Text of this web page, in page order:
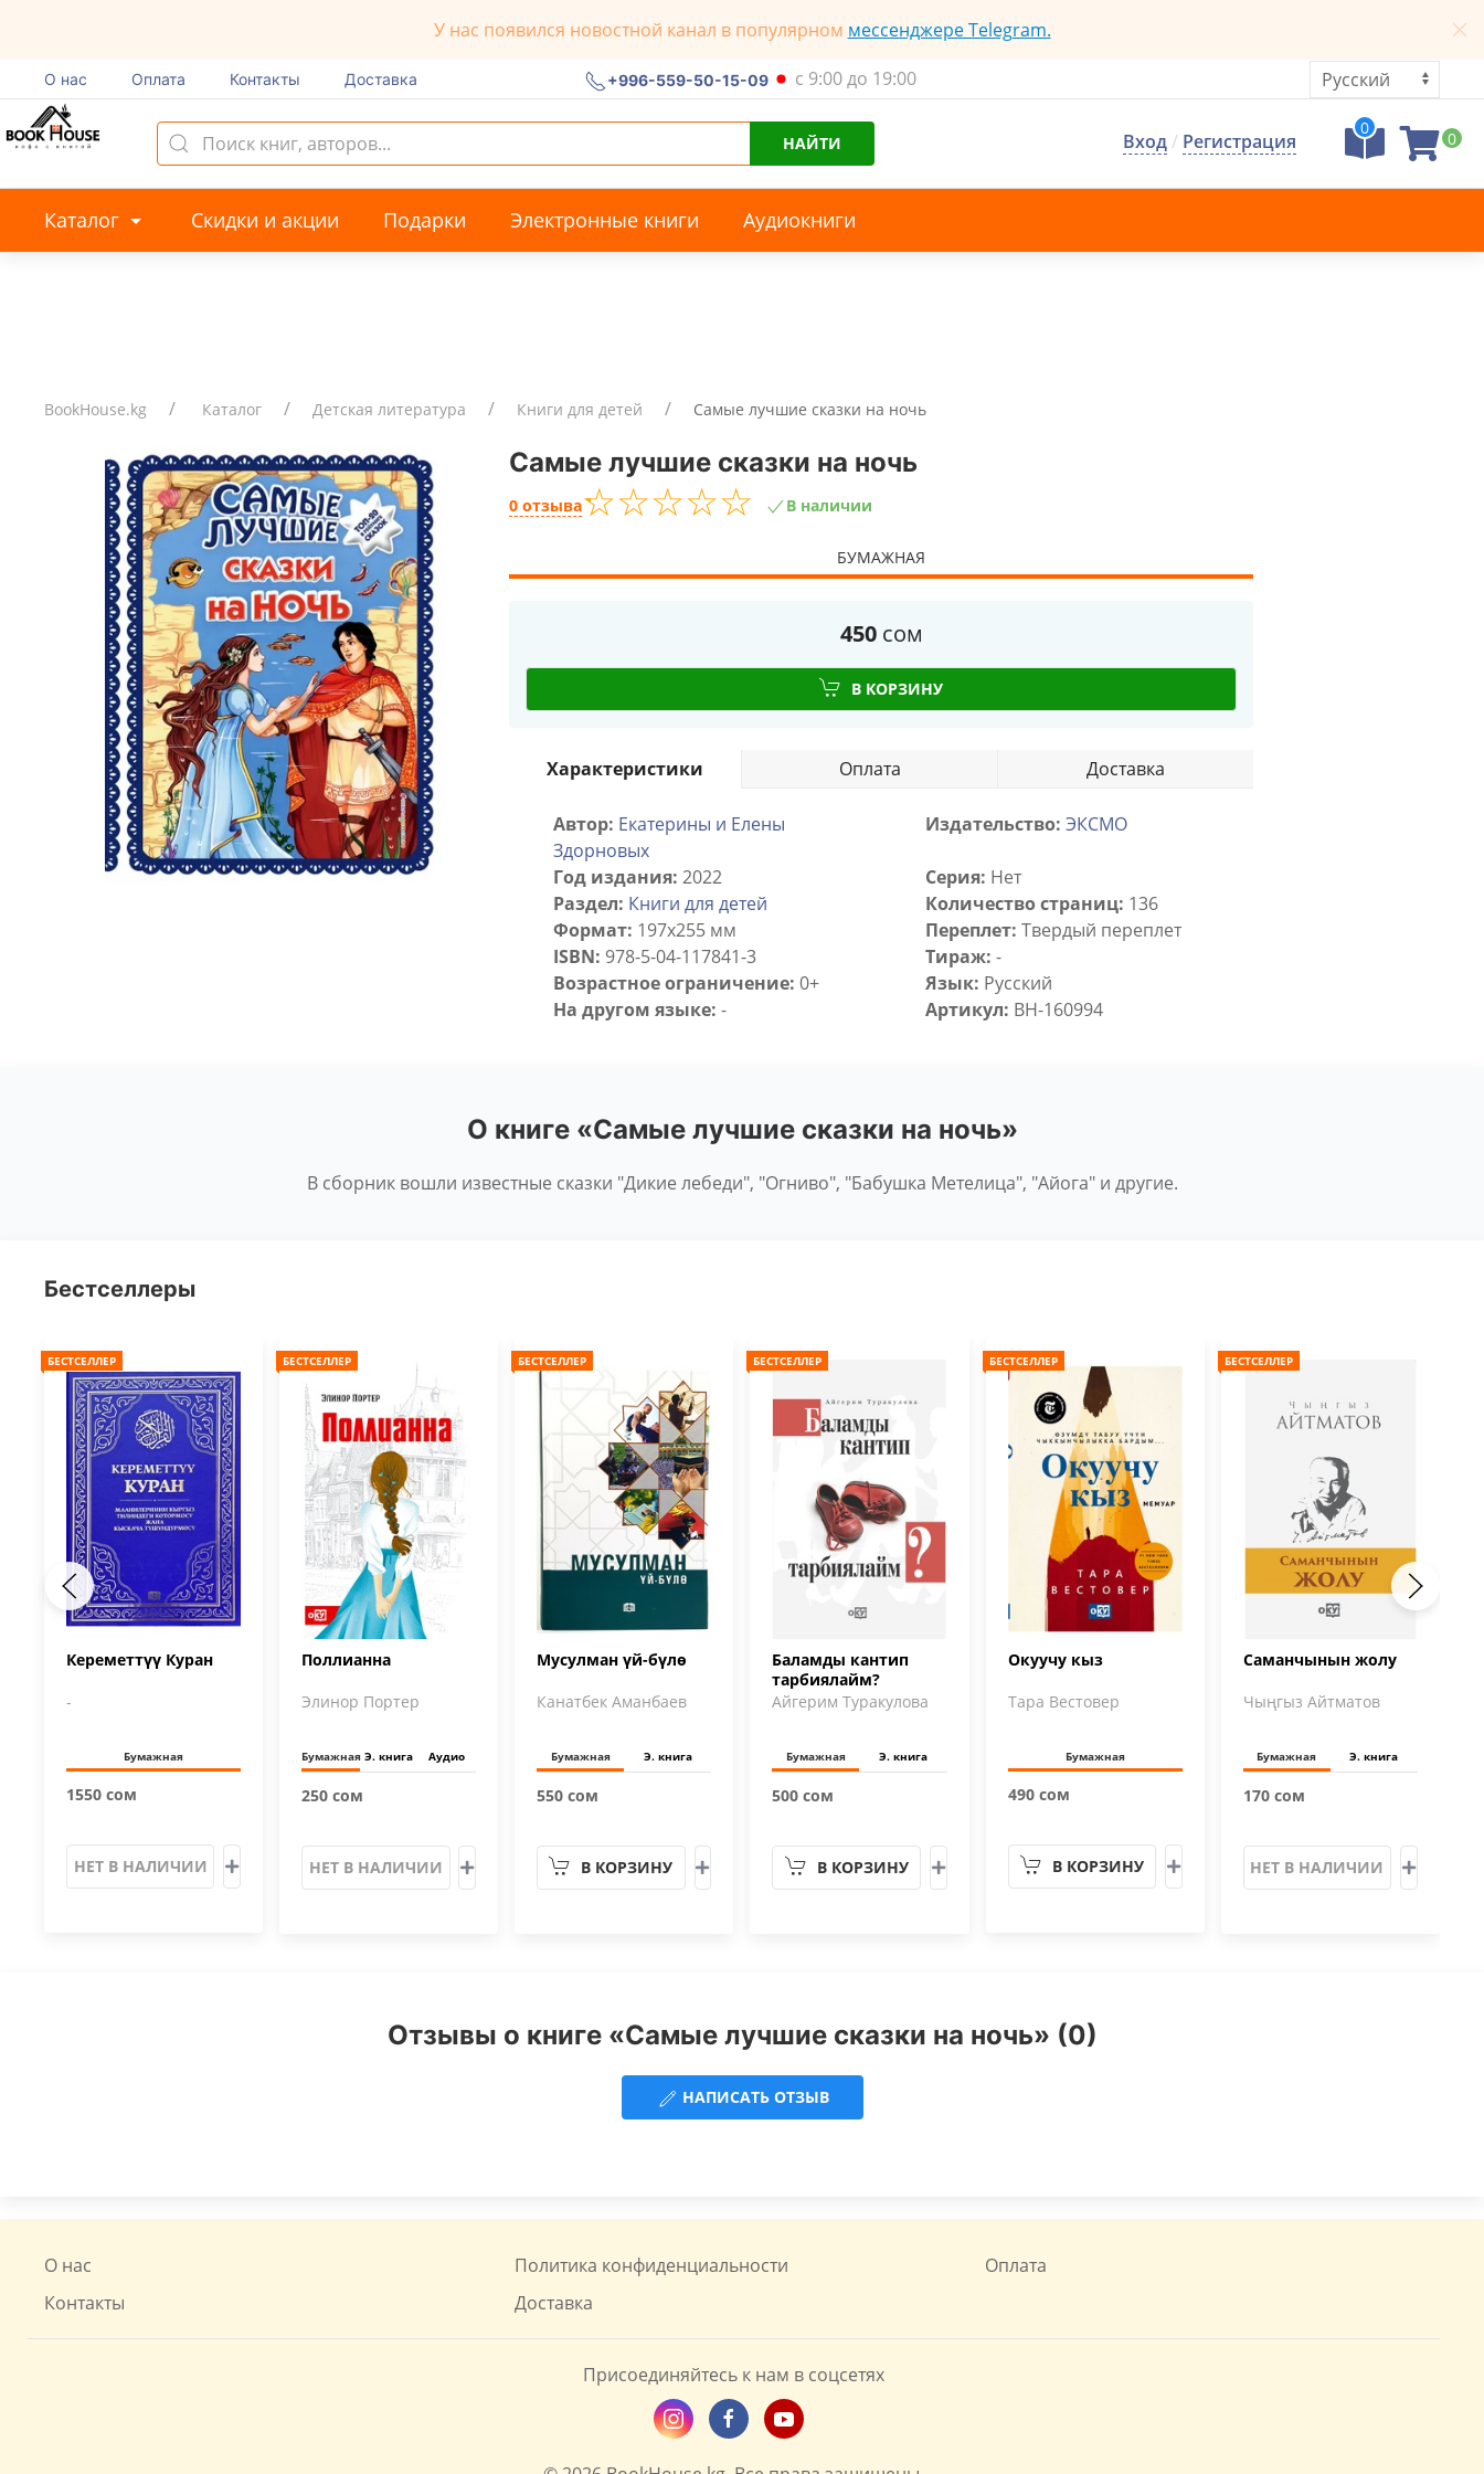
У нас появился новостной канал в популярном мессенджере Telegram.
О нас Оплата Контакты Доставка +996-559-50-15-09 с 9:00 до 19:00
НАЙТИ Вход/ Регистрация
0
0
Каталог Скидки и акции Подарки Электронные книги Аудиокниги
BookHouse.kg Каталог Детская литература Книги для детей Самые лучшие сказки на ночь
Самые лучшие сказки на ночь
0 отзыва☆☆☆☆☆
★★★★★ В наличии
БУМАЖНАЯ
450 сом
В КОРЗИНУ
Характеристики Оплата Доставка
Автор: Екатерины и Елены
Здорновых
Издательство: ЭКСМО
Год издания: 2022 Серия: Нет
Раздел: Книги для детей Количество страниц: 136
Формат: 197x255 мм Переплет: Твердый переплет
ISBN: 978-5-04-117841-3 Тираж: -
Возрастное ограничение: 0+ Язык: Русский
На другом языке: - Артикул: BH-160994
О книге «Самые лучшие сказки на ночь»
В сборник вошли известные сказки "Дикие лебеди", "Огниво", "Бабушка Метелица", "Айога" и другие.
Бестселлеры
БЕСТСЕЛЛЕР
Кереметтүү Куран
-
Бумажная
1550 сом
НЕТ В НАЛИЧИИ
БЕСТСЕЛЛЕР
Поллианна
Элинор Портер
Бумажная Э. книга Аудио
250 сом
НЕТ В НАЛИЧИИ
БЕСТСЕЛЛЕР
Мусулман үй-бүлө
Канатбек Аманбаев
Бумажная Э. книга
550 сом
В КОРЗИНУ
БЕСТСЕЛЛЕР
Баламды кантип
тарбиялайм?
Айгерим Туракулова
Бумажная Э. книга
500 сом
В КОРЗИНУ
БЕСТСЕЛЛЕР
Окуучу кыз
Тара Вестовер
Бумажная
490 сом
В КОРЗИНУ
БЕСТСЕЛЛЕР
Саманчынын жолу
Чыңгыз Айтматов
Бумажная Э. книга
170 сом
НЕТ В НАЛИЧИИ
Отзывы о книге «Самые лучшие сказки на ночь» (0)
НАПИСАТЬ ОТЗЫВ
О нас Политика конфиденциальности
Оплата
Контакты
Доставка
Присоединяйтесь к нам в соцсетях